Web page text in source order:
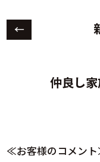
←
仲良し
≪お客様のコメン